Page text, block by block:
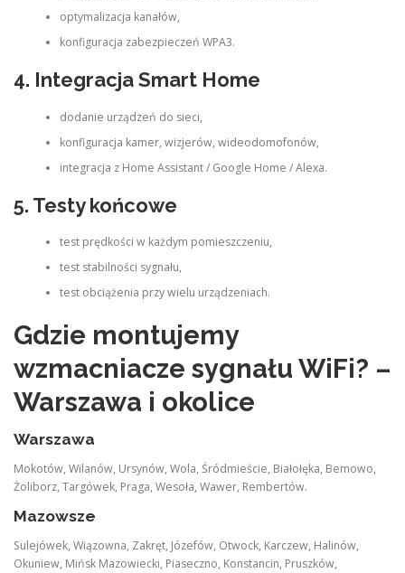
optymalizacja kanałów,
konfiguracja zabezpieczeń WPA3.
4. Integracja Smart Home
dodanie urządzeń do sieci,
konfiguracja kamer, wizjerów, wideodomofonów,
integracja z Home Assistant / Google Home / Alexa.
5. Testy końcowe
test prędkości w każdym pomieszczeniu,
test stabilności sygnału,
test obciążenia przy wielu urządzeniach.
Gdzie montujemy
wzmacniacze sygnału WiFi? –
Warszawa i okolice
Warszawa
Mokotów, Wilanów, Ursynów, Wola, Śródmieście, Białołęka, Bemowo,
Żoliborz, Targówek, Praga, Wesoła, Wawer, Rembertów.
Mazowsze
Sulejówek, Wiązowna, Zakręt, Józefów, Otwock, Karczew, Halinów,
Okuniew, Mińsk Mazowiecki, Piaseczno, Konstancin, Pruszków,